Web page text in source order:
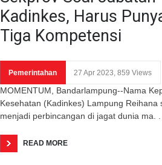
Kadinkes, Harus
Tiga Kompetensi
Pemerintahan 27 Apr 2023, 859 Views
MOMENTUM, Bandarlampung--Nama
Kesehatan (Kadinkes) Lampung Reihana
menjadi perbincangan di jagat dunia ma. .
READ MORE